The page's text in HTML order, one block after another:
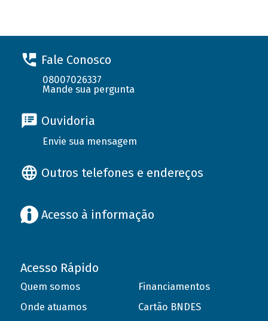
Fale Conosco
08007026337
Mande sua pergunta
Ouvidoria
Envie sua mensagem
Outros telefones e endereços
Acesso à informação
Acesso Rápido
Quem somos
Onde atuamos
Financiamentos
Cartão BNDES